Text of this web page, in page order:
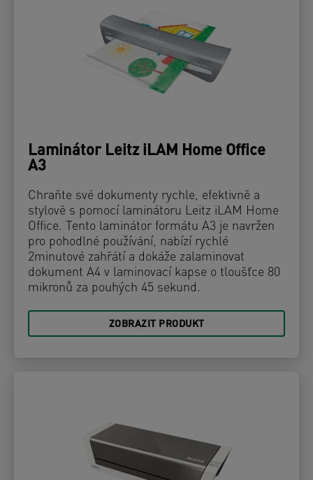
Laminátor Leitz iLAM Home Office
A3
Chraňte své dokumenty rychle, efektivně a
stylově s pomocí laminátoru Leitz iLAM Home
Office. Tento laminátor formátu A3 je navržen
pro pohodlné používání, nabízí rychlé
2minutové zahřátí a dokáže zalaminovat
dokument A4 v laminovací kapse o tloušťce 80
mikronů za pouhých 45 sekund.
ZOBRAZIT PRODUKT